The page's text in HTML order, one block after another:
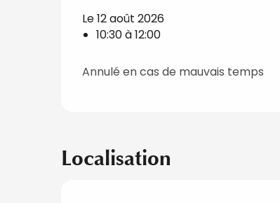
Le 12 août 2026
10:30 à 12:00
Annulé en cas de mauvais temps
Localisation